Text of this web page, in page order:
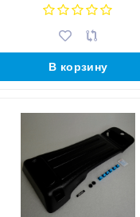
В корзину